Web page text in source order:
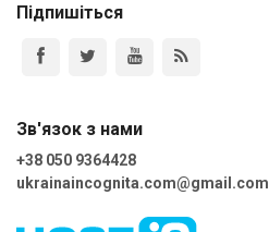
Підпишіться
Зв'язок з нами
+38 050 9364428
ukrainaincognita.com@gmail.com